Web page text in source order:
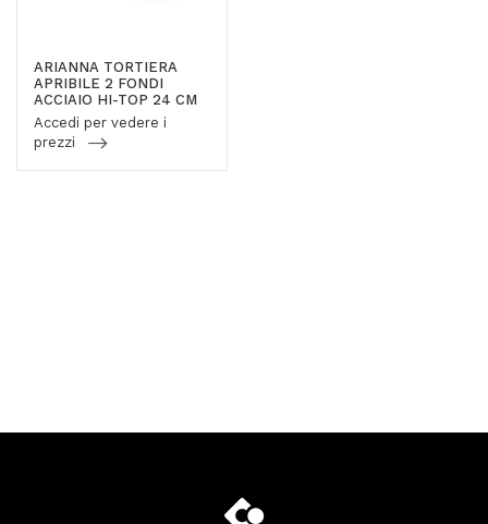
ARIANNA TORTIERA
APRIBILE 2 FONDI
ACCIAIO HI-TOP 24 CM
Accedi per vedere i
prezzi